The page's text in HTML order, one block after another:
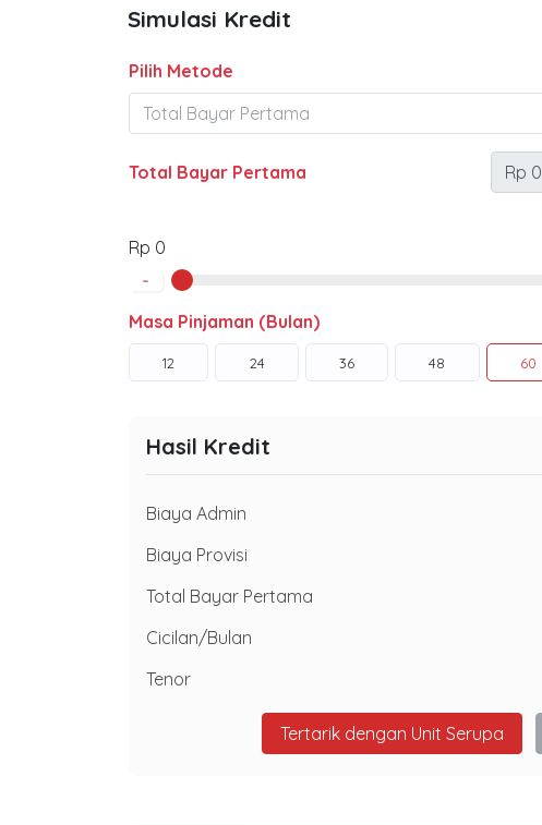
Simulasi Kredit
Pilih Metode
Total Bayar Pertama
Rp 0
-
Masa Pinjaman (Bulan)
12 24 36 48 60
Hasil Kredit
Biaya Admin
Biaya Provisi
Total Bayar Pertama
Cicilan/Bulan
Tenor
Tertarik dengan Unit Serupa